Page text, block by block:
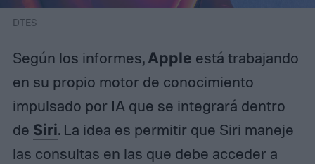
DTES
Según los informes,Apple está trabajando
en su propio motor de conocimiento
impulsado por IA que se integrará dentro
de Siri. La idea es permitir que Siri maneje
las consultas en las que debe acceder a